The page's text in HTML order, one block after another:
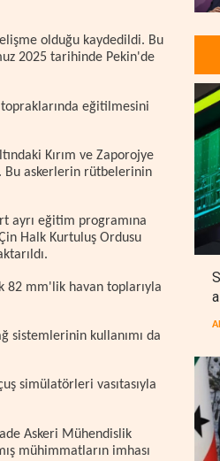
olduğu kaydedildi. Bu
2025 tarihinde Pekin'de
eğitilmesini
Kırım ve Zaporojye
Bu askerlerin rütbelerinin
ayrı eğitim programına
Halk Kurtuluş Ordusu
82 mm'lik havan toplarıyla
sistemlerinin kullanımı da
simülatörleri vasıtasıyla
Askeri Mühendislik
mühimmatların imhası